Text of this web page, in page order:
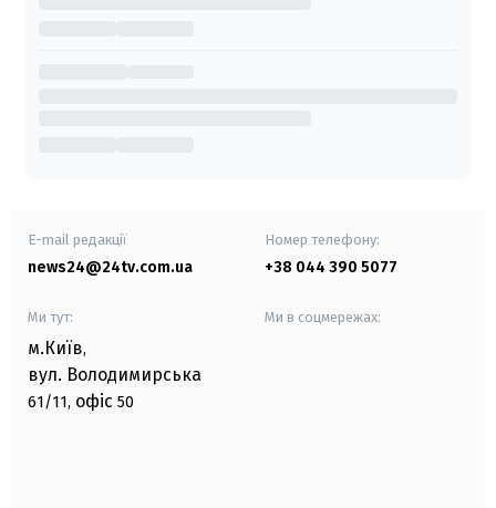
E-mail редакції
news24@24tv.com.ua
Номер телефону:
+38 044 390 5077
Ми тут:
м.Київ,
вул. Володимирська
61/11, офіс 50
Ми в соцмережах: